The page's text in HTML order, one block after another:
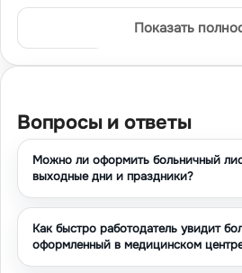
что обеспечивает полную
Современные технологии
лист сразу становится доступен
электронную систему, что
оформлении выплат.
доплат делают наши услуги
для жителей ЮАО.
Что такое официальное
больничного листа
Показать
Вопросы и ответы
Можно ли оформить больничный
выходные дни и праздники?
Как быстро работодатель увидит
оформленный в медицинском